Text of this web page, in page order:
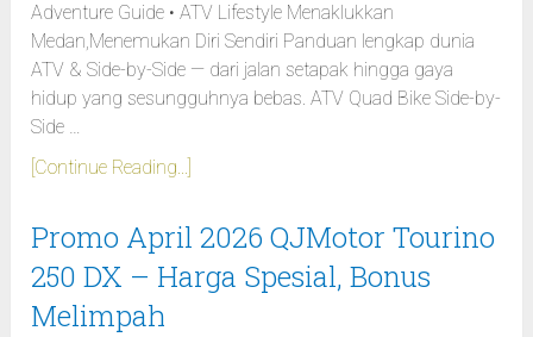
Adventure Guide • ATV Lifestyle Menaklukkan
Medan,Menemukan Diri Sendiri Panduan lengkap dunia
ATV & Side-by-Side — dari jalan setapak hingga gaya
hidup yang sesungguhnya bebas. ATV Quad Bike Side-by-
Side …
[Continue Reading...]
Promo April 2026 QJMotor Tourino
250 DX – Harga Spesial, Bonus
Melimpah